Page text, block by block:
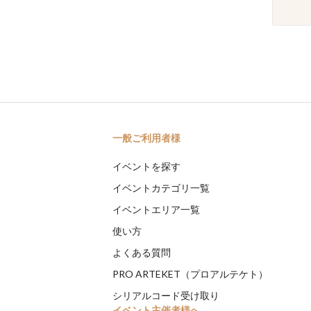
一般ご利用者様
イベントを探す
イベントカテゴリ一覧
イベントエリア一覧
使い方
よくある質問
PRO ARTEKET（プロアルテケト）
シリアルコード受け取り